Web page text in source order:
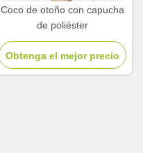
Coco de otoño con capucha
de poliéster
Obtenga el mejor precio